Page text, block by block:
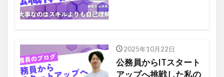
2025年10月22日
公務員からITスタート
アップへ挑戦した私の